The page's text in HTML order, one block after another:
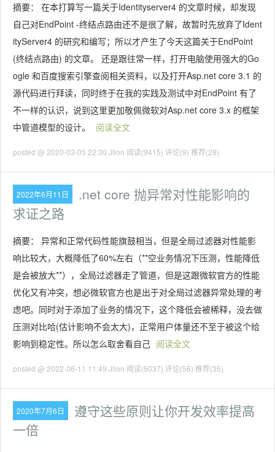
摘要： 在本打算写一篇关于Identityserver4 的文章时候，却发现
自己对EndPoint -终结点路由还不是很了解，故暂时先放弃了Ident
ityServer4 的研究和编写；所以才产生了今天这篇关于EndPoint
(终结点路由) 的文章。 还是跟往常一样，打开电脑使用强大的Go
ogle 和百度搜索引擎查阅相关资料，以及打开Asp.net core 3.1 的
源代码进行拜读，同时终于在我的实践及测试中对EndPoint 有了
不一样的认识，说到这里更加敬佩微软对Asp.net core 3.x 的框架
中管道模型的设计。
阅读全文
posted @ 2020-03-05 22:30 Jlion 阅读(9415) 评论(9) 推荐(28)
2022年6月11日
.net core 抛异常对性能影响的
求证之路
摘要： 异常和正常代码性能旗鼓相当，但是全局过滤器对性能影
响比较大，大概降低了60%左右（**空业务情况下压测，性能降低
是会被放大**），全局过滤器走了管道，但是这跟微软官方的性能
优化又有冲突，想必微软官方也是出于对全局过滤器异常处理的考
虑吧。同时对于添加了业务的情况下，这个降低会被稀释，没去做
压测对比哈(估计影响不会太大)，正常用户体量还不至于被这个给
影响到稳定性。所以怎么取舍看自己 阅读全文
posted @ 2022-06-11 11:49 Jlion 阅读(5037) 评论(56) 推荐(35)
2020年7月6日
遵守这些原则让你开发效率提高
一倍